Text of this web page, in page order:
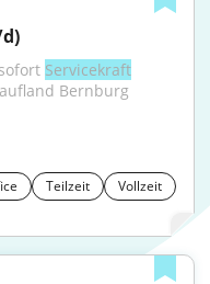
Servicekraft
Bernburg
Teilzeit
Vollzeit